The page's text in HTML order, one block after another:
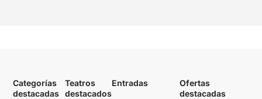
Categorías
destacadas
Teatros
destacados
Entradas
Ofertas
destacadas